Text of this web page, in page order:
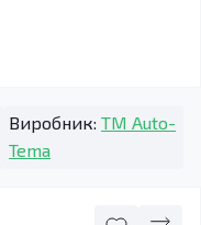
Виробник: TM Auto-
Tema